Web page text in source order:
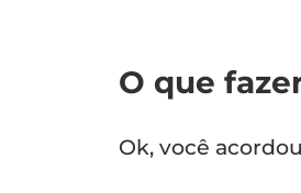
O que
Ok, você